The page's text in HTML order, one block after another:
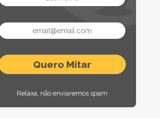
Relaxa, não enviaremos spam